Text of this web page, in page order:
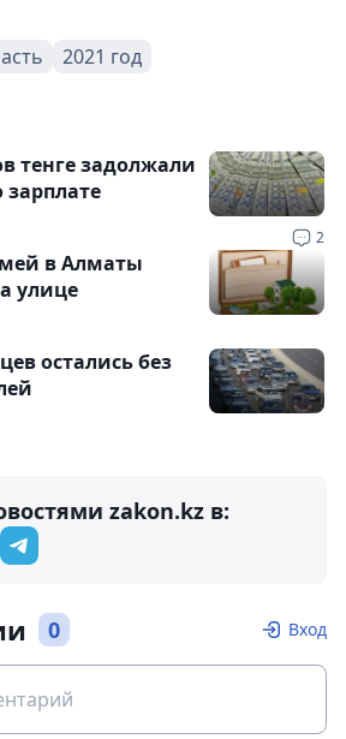
2021 год
2
тенге задолжали
зарплате
в Алматы
улице
остались без
zakon.kz в:
0 Вход